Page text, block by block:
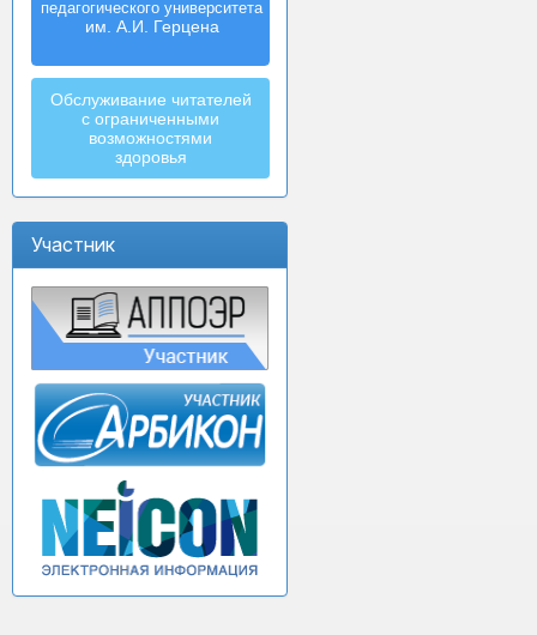
педагогического университета
им. А.И. Герцена
Обслуживание читателей
с ограниченными
возможностями
здоровья
Участник